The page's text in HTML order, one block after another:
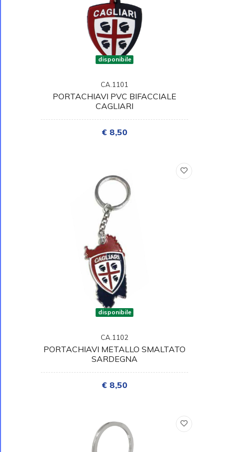
disponibile
CA.1101
PORTACHIAVI PVC BIFACCIALE
CAGLIARI
€ 8,50
disponibile
CA.1102
PORTACHIAVI METALLO SMALTATO
SARDEGNA
€ 8,50